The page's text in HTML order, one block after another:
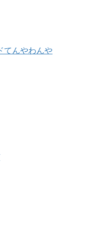
てんやわんや